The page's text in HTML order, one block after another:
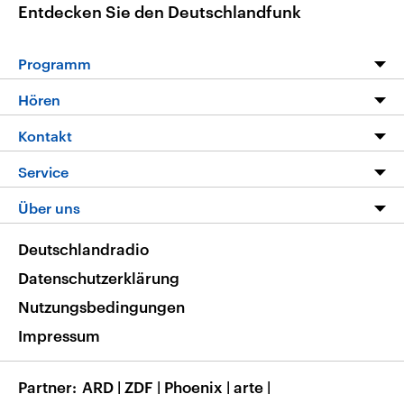
Entdecken Sie den Deutschlandfunk
Programm
Programm
Die Nachrichten
Nachrichtenleicht
Neue Beiträge auf dlf.de
Hören
Livestream
Podcasts
Deutschlandfunk App
Nachrichten App
Frequenzen
Kontakt
Hörerservice
Service
FAQ
Veranstaltungen
Musikliste
RSS
Über uns
Barrierefreiheit
Deutschlandradio
Datenschutzerklärung
Nutzungsbedingungen
Impressum
Partner ARD | ZDF | Phoenix | arte |